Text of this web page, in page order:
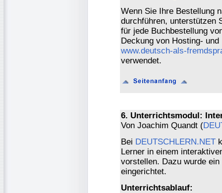
Wenn Sie Ihre Bestellung
durchführen, unterstützen
für jede Buchbestellung
Deckung von Hosting-
www.deutsch-als-
verwendet.
6. Unterrichtsmodul:
Von Joachim Quandt (
Bei DEUTSCHLERN.NET
Lerner in einem
vorstellen. Dazu wurde
eingerichtet.
Unterrichtsablauf: